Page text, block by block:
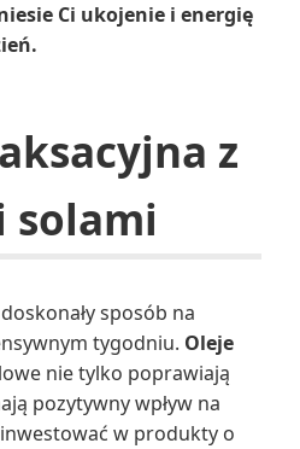
Ci ukojenie i energię
z
solami
sposób na
tygodniu. Oleje
nie tylko poprawiają
pozytywny wpływ na
w produkty o